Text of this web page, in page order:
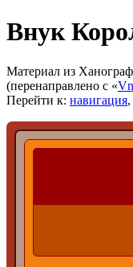
Внук
Материал из Ханограф
(перенаправлено с «
Перейти к: навигация,